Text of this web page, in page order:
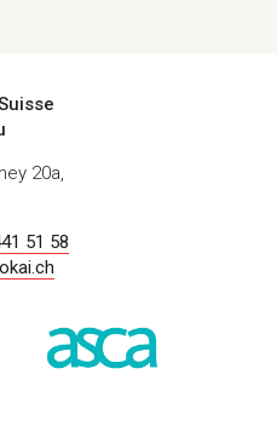
20a,
51 58
ASCA
–
Fondation